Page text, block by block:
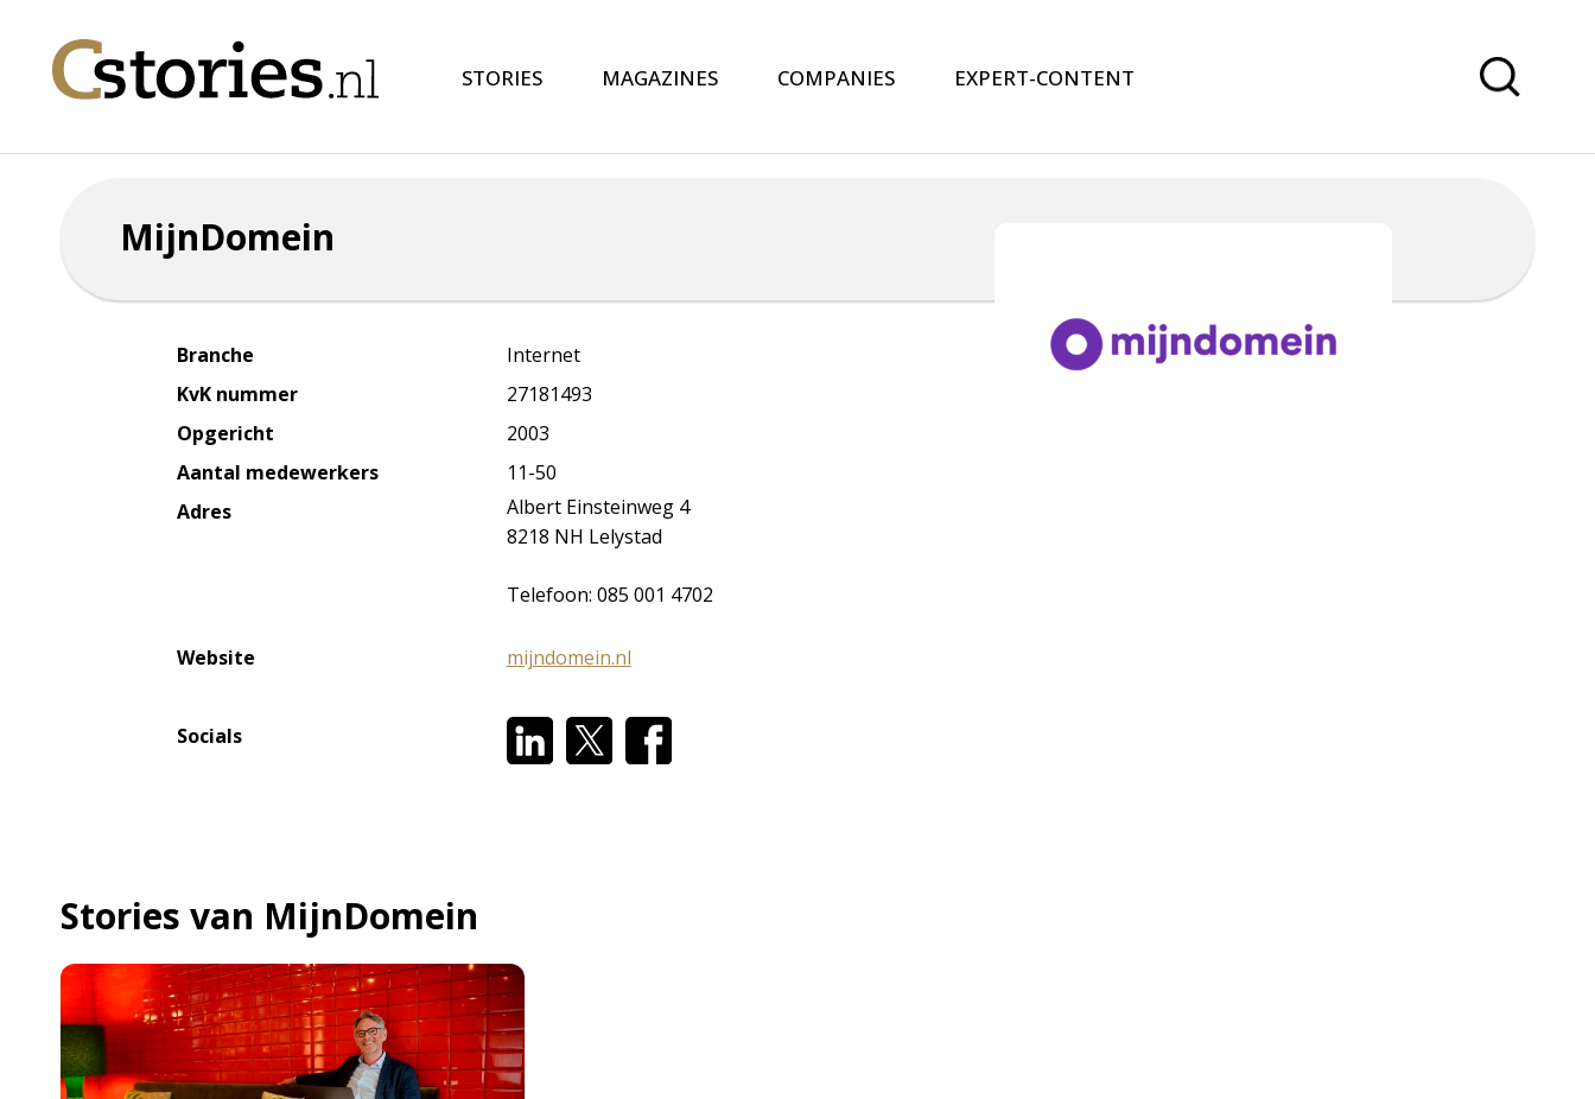
STORIES MAGAZINES COMPANIES EXPERT-CONTENT
MijnDomein
Branche
Internet
KvK nummer
27181493
Opgericht
2003
Aantal medewerkers
11-50
Adres
Albert Einsteinweg 4
8218 NH Lelystad
Telefoon: 085 001 4702
Website mijndomein.nl
Socials
Stories van MijnDomein